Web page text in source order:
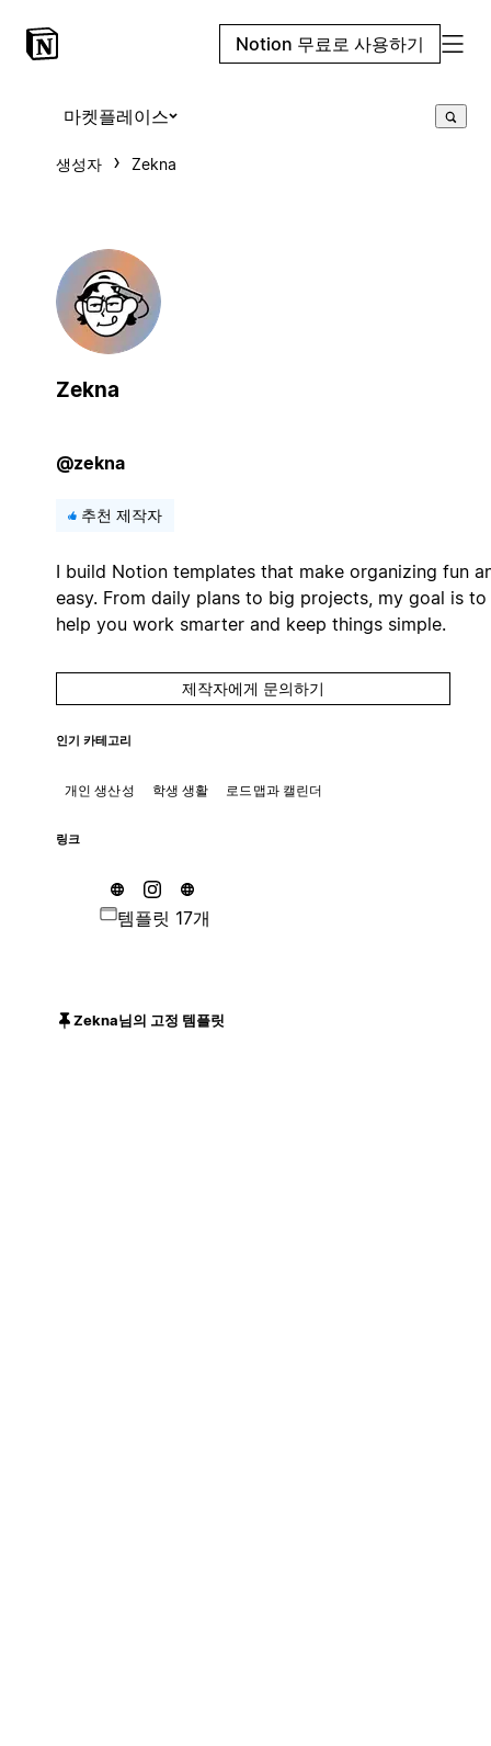
Notion 무료로 사용하기
마켓플레이스
생성자 Zekna
Zekna
@zekna
추천 제작자
I build Notion templates that make organizing fun
easy. From daily plans to big projects, my goal is to
help you work smarter and keep things simple.
제작자에게 문의하기
인기 카테고리
개인 생산성 학생 생활 로드맵과 캘린더
링크
템플릿 17개
Zekna님의 고정 템플릿